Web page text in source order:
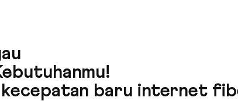
kecepatan baru internet